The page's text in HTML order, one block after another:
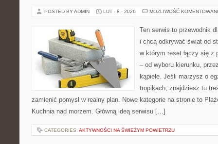
POSTED BY ADMIN LUT - 8 - 2026 MOŻLIWOŚĆ
Ten serwis to przewodnik
i chcą odkrywać świat od
w którym reset łączy się z
– od wyboru kierunku,
kąpiele. Jeśli marzysz o
tropikach, znajdziesz tu
zamienić pomysł w realny plan. Nowe kategorie na stronie to
Kuchnia nad morzem. Główną ideą serwisu […]
CATEGORIES: AKTYWNOŚCI NA ŚWIEŻYM POWIETRZU